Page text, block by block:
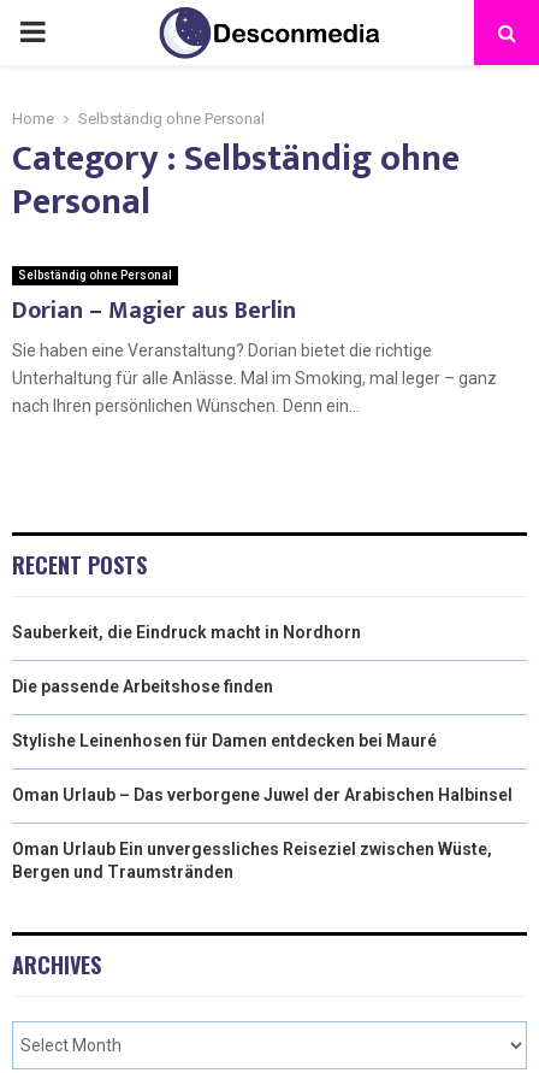
Home Selbständig ohne Personal
Category : Selbständig ohne
Personal
Selbständig ohne Personal
Dorian – Magier aus Berlin
Sie haben eine Veranstaltung? Dorian bietet die richtige
Unterhaltung für alle Anlässe. Mal im Smoking, mal leger – ganz
nach Ihren persönlichen Wünschen. Denn ein...
RECENT POSTS
Sauberkeit, die Eindruck macht in Nordhorn
Die passende Arbeitshose finden
Stylishe Leinenhosen für Damen entdecken bei Mauré
Oman Urlaub – Das verborgene Juwel der Arabischen Halbinsel
Oman Urlaub Ein unvergessliches Reiseziel zwischen Wüste,
Bergen und Traumstränden
ARCHIVES